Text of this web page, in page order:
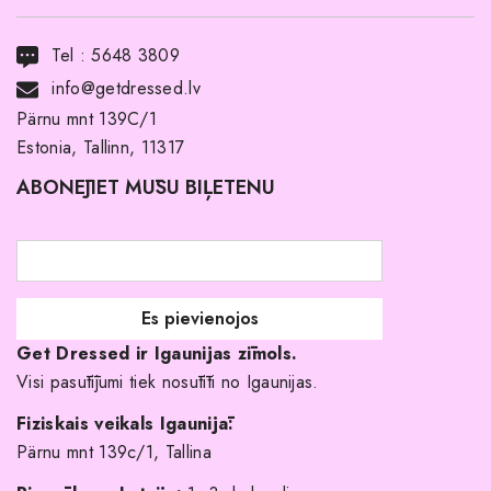
Noma ar pirkuma tiesībām
Par mums
Pirkuma noteikumi un nosacījumi
Atgriešanas politika
Līgavas družiņu kleitas
Veikali
Kāpēc izvēlēties mūs?
Tel :5648 3809
info@getdressed.lv
Pärnu mnt 139C/1
Estonia, Tallinn, 11317
ABONĒJIET MŪSU BIĻETENU
Get Dressed ir Igaunijas zīmols.
Visi pasūtījumi tiek nosūtīti no Igaunijas.
Fiziskais veikals Igaunijā:
Pärnu mnt 139c/1, Tallina